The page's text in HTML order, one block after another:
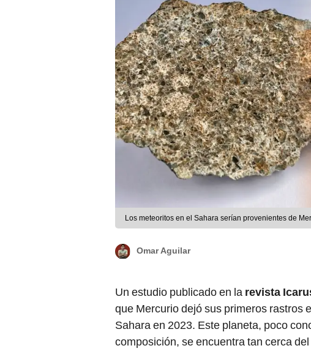
Los meteoritos en el Sahara serían provenientes de
Omar Aguilar
Un estudio publicado en la revista
que Mercurio dejó sus primeros rastros
Sahara en 2023. Este planeta, poco
composición, se encuentra tan cerca del